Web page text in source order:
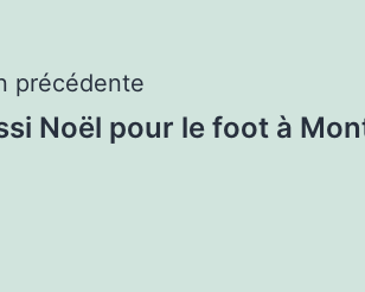
précédente
Noël pour le foot à